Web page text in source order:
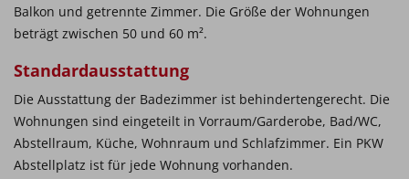
Balkon und getrennte Zimmer. Die Größe der Wohnungen
beträgt zwischen 50 und 60 m².
Standardausstattung
Die Ausstattung der Badezimmer ist behindertengerecht. Die
Wohnungen sind eingeteilt in Vorraum/Garderobe, Bad/WC,
Abstellraum, Küche, Wohnraum und Schlafzimmer. Ein PKW
Abstellplatz ist für jede Wohnung vorhanden.